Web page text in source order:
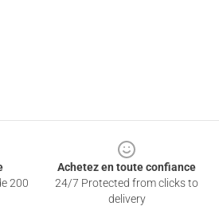
200
Achetez en toute confiance
24/7 Protected from clicks to
delivery